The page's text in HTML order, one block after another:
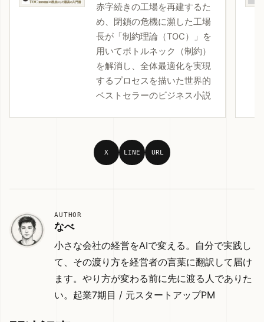
赤字続きの工場を再建するた
め、閉鎖の危機に瀕した工場
長が「制約理論（TOC）」を
用いてボトルネック（制約）
を解消し、全体最適化を実現
するプロセスを描いた世界的
ベストセラーのビジネス小説
X LINE URL
AUTHOR
なべ
小さな会社の経営をAIで変える。自分で実践し
て、その渡り方を経営者の言葉に翻訳して届け
ます。やり方が変わる前に先に渡る人でありた
い。起業7期目 / 元スタートアップPM